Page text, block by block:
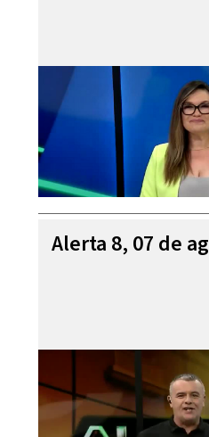
Alerta 8, 07 de